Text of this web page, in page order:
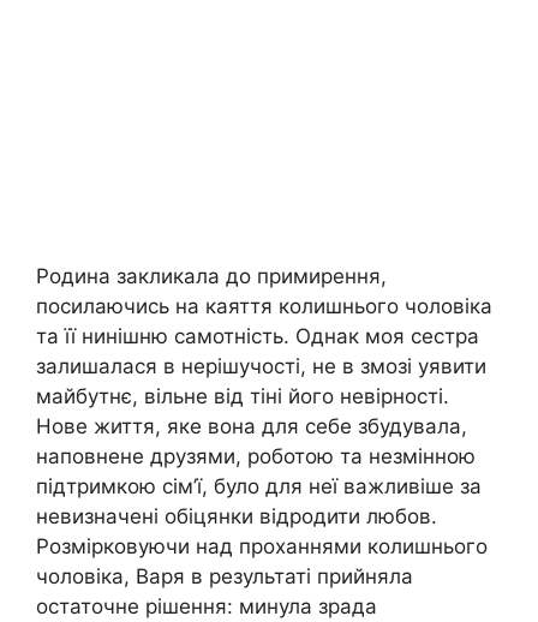
Родина закликала до примирення,
посилаючись на каяття колишнього чоловіка
та її нинішню самотність. Однак моя сестра
залишалася в нерішучості, не в змозі уявити
майбутнє, вільне від тіні його невірності.
Нове життя, яке вона для себе збудувала,
наповнене друзями, роботою та незмінною
підтримкою сім’ї, було для неї важливіше за
невизначені обіцянки відродити любов.
Розмірковуючи над проханнями колишнього
чоловіка, Варя в результаті прийняла
остаточне рішення: минула зрада